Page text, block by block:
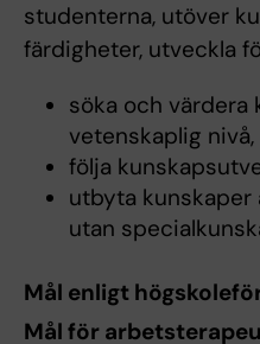
studenterna, utöver
färdigheter, utveckla
söka och värdera
vetenskaplig nivå,
följa
utbyta kunskaper
utan
Mål enligt
Mål för